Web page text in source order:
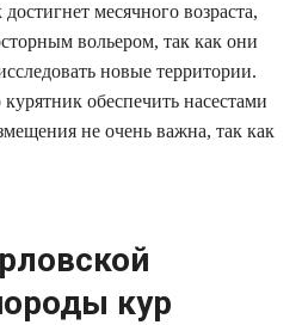
месячного возраста,
вольером, так как они
новые территории.
обеспечить насестами
не очень важна, так как
кур